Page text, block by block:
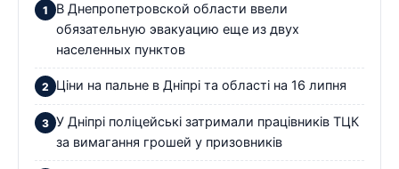
В Днепропетровской области ввели
обязательную эвакуацию еще из двух
населенных пунктов
Ціни на пальне в Дніпрі та області на 16 липня
У Дніпрі поліцейські затримали працівників ТЦК
за вимагання грошей у призовників